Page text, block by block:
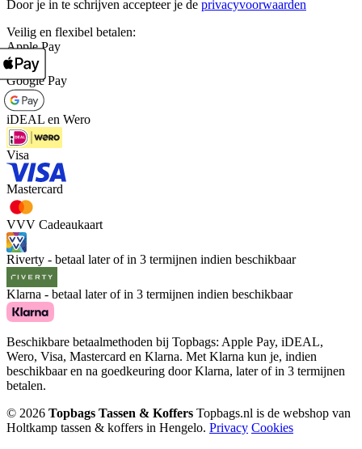
Door je in te schrijven accepteer je de privacyvoorwaarden
Veilig en flexibel betalen:
Apple Pay
Google Pay
iDEAL en Wero
Visa
Mastercard
VVV Cadeaukaart
Riverty - betaal later of in 3 termijnen indien beschikbaar
Klarna - betaal later of in 3 termijnen indien beschikbaar
Beschikbare betaalmethoden bij Topbags: Apple Pay, iDEAL,
Wero, Visa, Mastercard en Klarna. Met Klarna kun je, indien
beschikbaar en na goedkeuring door Klarna, later of in 3 termijnen
betalen.
© 2026 Topbags Tassen & Koffers Topbags.nl is de webshop van
Holtkamp tassen & koffers in Hengelo. Privacy Cookies